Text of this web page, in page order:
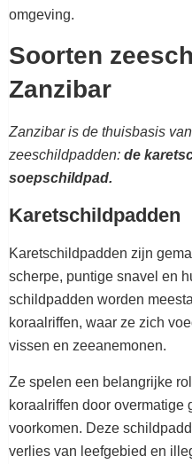
omgeving.
Soorten
Zanzibar
Zanzibar is de thuisbasis
zeeschildpadden: de
soepschildpad.
Karetschildpadden
Karetschildpadden zijn
scherpe, puntige snavel en
schildpadden worden
koraalriffen, waar ze zich
vissen en zeeanemonen.
Ze spelen een belangrijke
koraalriffen door overmatige
voorkomen. Deze
verlies van leefgebied en